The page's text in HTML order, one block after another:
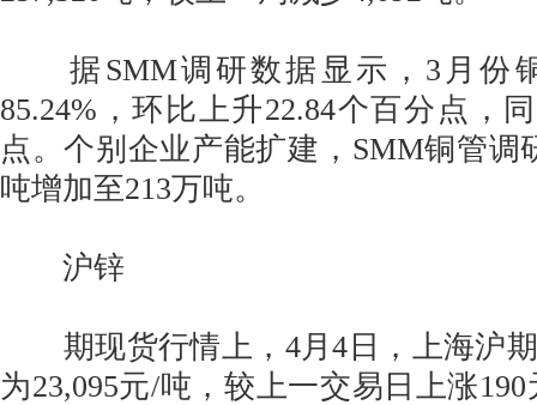
据SMM调研数据显示，3月份
85.24%，环比上升22.84个百分点，
点。个别企业产能扩建，SMM铜管调
吨增加至213万吨。
沪锌
期现货行情上，4月4日，上海沪期
为23,095元/吨，较上一交易日上涨